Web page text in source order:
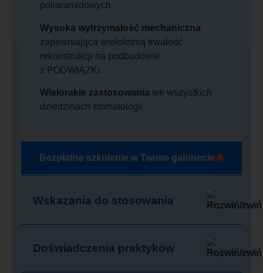
poliaramidowych.
Wysoka wytrzymałość mechaniczna
zapewniająca wieloletnią trwałość
rekonstrukcji na podbudowie
z PODWIĄZKI.
Wielorakie zastosowania we wszystkich
dziedzinach stomatologii.
Bezpłatne szkolenie w Twoim gabinecie
Wskazania do stosowania
Doświadczenia praktyków